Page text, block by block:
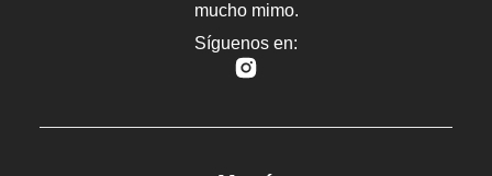
mucho mimo.
Síguenos en: